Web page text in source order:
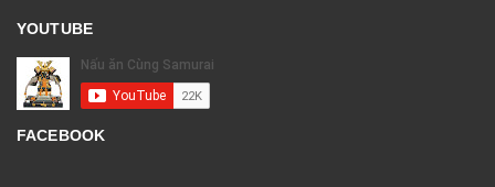
YOUTUBE
FACEBOOK